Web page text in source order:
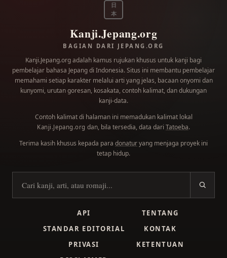
日
本
Kanji.Jepang.org
BAGIAN DARI JEPANG.ORG
Kanji.Jepang.org adalah kamus rujukan khusus untuk kanji bagi
pembelajar bahasa Jepang di Indonesia. Situs ini membantu pembelajar
memahami setiap karakter melalui arti yang jelas, bacaan onyomi dan
kunyomi, urutan goresan, kosakata, contoh kalimat, dan dukungan
kanji-data.
Contoh kalimat di halaman ini memadukan kalimat lokal
Kanji.Jepang.org dan, bila tersedia, data dari Tatoeba.
Terima kasih khusus kepada para donaturyang menjaga proyek ini
tetap hidup.
Cari kanji
API
TENTANG
STANDAR EDITORIAL
KONTAK
PRIVASI
KETENTUAN